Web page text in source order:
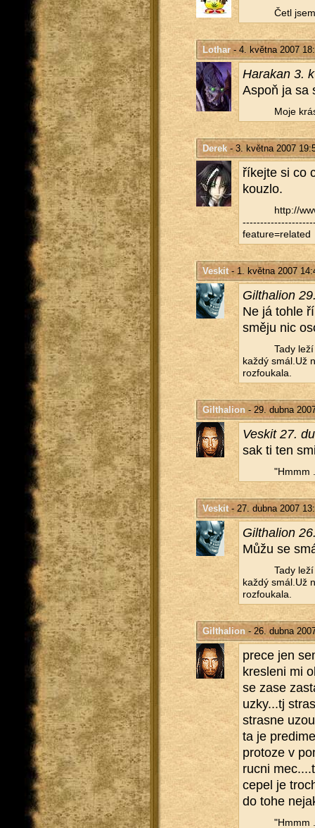
Četl
Lothar- 4. května 2007
Ha­rakan 3.
Aspoň ja sa
Moje
Derek- 3. května 2007
ří­kej­te si co
kouz­lo.
http://​
feature=related
Veskit- 1. května 2007
Gil­tha­li­on
Ne já tohle
směju nic
Tady
každý smál.Už
rozfou­ka­la.
Gilthalion - 29. dubna
Veskit 27.
sak ti ten
"Hmmm
Veskit- 27. dubna 2007
Gil­tha­li­on
Můžu se
Tady
každý smál.Už
rozfou­ka­la.
Gilthalion - 26. dubna
prece jen
kres­le­ni mi
se zase
uzky...​tj
stras­ne
ta je
pro­to­ze v
ruc­ni
cepel je
do tohe
"Hmmm